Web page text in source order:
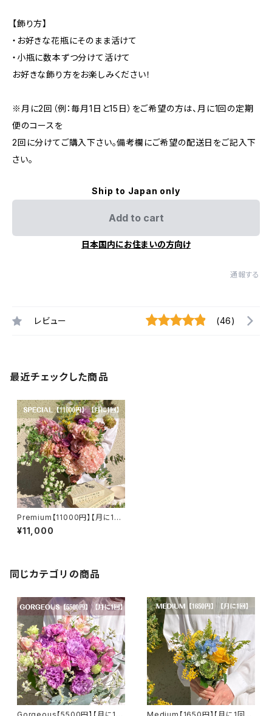
【飾り方】
・お好きな花瓶にそのまま活けて
・小瓶に数本ずつ分けて活けて
お好きな飾り方をお楽しみください！
※月に2回（例：毎月1日と15日）をご希望の方は、月に1回の定期
便のコースを
2回に分けてご購入下さい。備考欄にご希望の配送日をご記入下
さい。
Ship to Japan only
Add to cart
日本国内にお住まいの方向け
通報する
レビュー (46)
最近チェックした商品
Premium【11000円】【月に1
回】【選べるカラー】【送料無料】
¥11,000
同じカテゴリの商品